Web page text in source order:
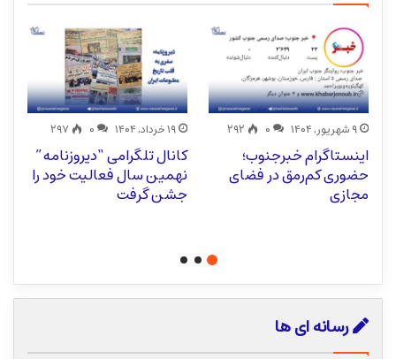
۹ شهریور, ۱۴۰۴ ۰ ۲۹۲
اینستاگرام خبرجنوب؛
حضوری کم‌رمق در فضای
مجازی
۱۹ خرداد, ۱۴۰۴ ۰ ۲۹۷
کانال تلگرامی “دیروزنامه”
نهمین سال فعالیت خود را
جشن گرفت
رسانه ای ها